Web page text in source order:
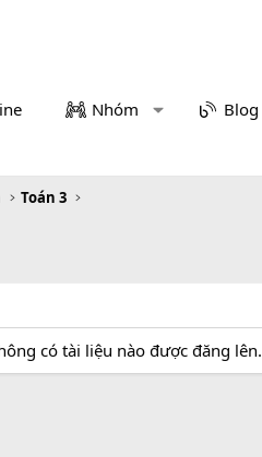
Nhóm Blog
Toán 3
có tài liệu nào được đăng lên.